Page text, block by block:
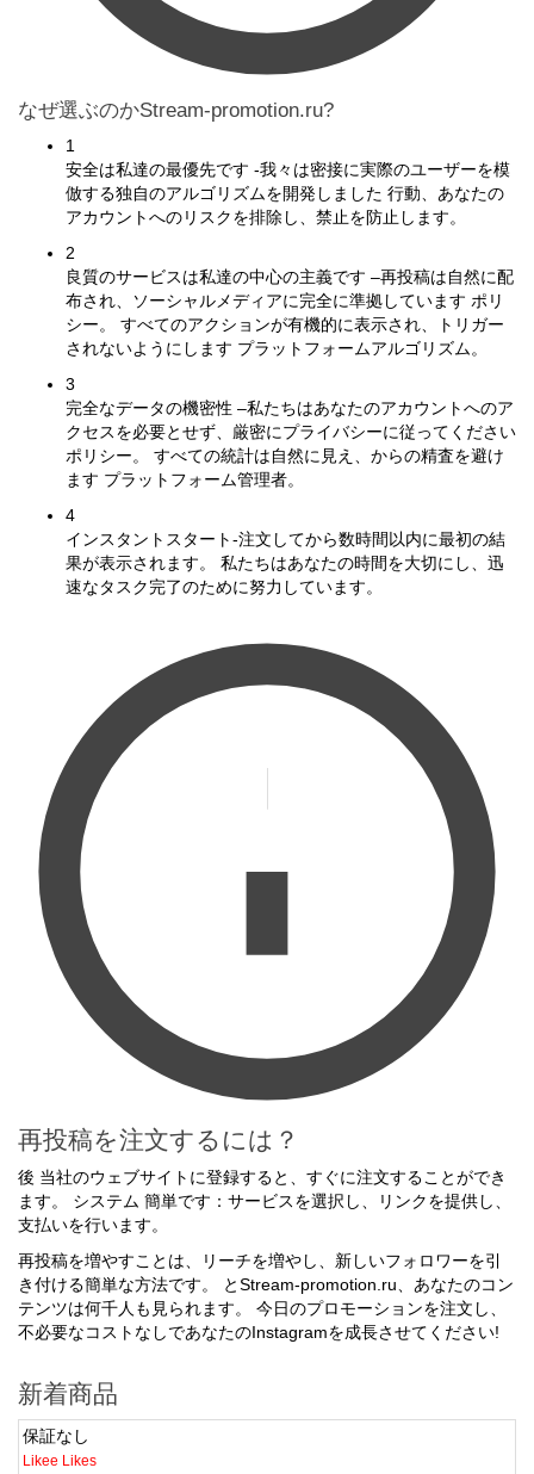
なぜ選ぶのかStream-promotion.ru?
1
安全は私達の最優先です -我々は密接に実際のユーザーを模
倣する独自のアルゴリズムを開発しました 行動、あなたの
アカウントへのリスクを排除し、禁止を防止します。
2
良質のサービスは私達の中心の主義です –再投稿は自然に配
布され、ソーシャルメディアに完全に準拠しています ポリ
シー。 すべてのアクションが有機的に表示され、トリガー
されないようにします プラットフォームアルゴリズム。
3
完全なデータの機密性 –私たちはあなたのアカウントへのア
クセスを必要とせず、厳密にプライバシーに従ってください
ポリシー。 すべての統計は自然に見え、からの精査を避け
ます プラットフォーム管理者。
4
インスタントスタート-注文してから数時間以内に最初の結
果が表示されます。 私たちはあなたの時間を大切にし、迅
速なタスク完了のために努力しています。
再投稿を注文するには？
後 当社のウェブサイトに登録すると、すぐに注文することができ
ます。 システム 簡単です：サービスを選択し、リンクを提供し、
支払いを行います。
再投稿を増やすことは、リーチを増やし、新しいフォロワーを引
き付ける簡単な方法です。 とStream-promotion.ru、あなたのコン
テンツは何千人も見られます。 今日のプロモーションを注文し、
不必要なコストなしであなたのInstagramを成長させてください!
新着商品
保証なし
Likee Likes